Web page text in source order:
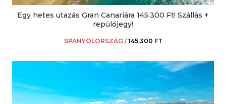
Egy hetes utazás Gran Canariára 145.300 Ft! Szállás +
repülőjegy!
SPANYOLORSZÁG /145.300 FT